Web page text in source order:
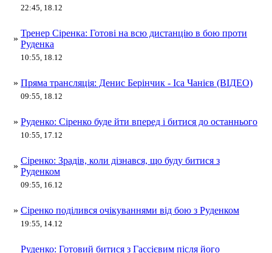
22:45, 18.12
»
Тренер Сіренка: Готові на всю дистанцію в бою проти
Руденка
10:55, 18.12
» Пряма трансляція: Денис Берінчик - Іса Чанієв (ВІДЕО)
09:55, 18.12
» Руденко: Сіренко буде йти вперед і битися до останнього
10:55, 17.12
»
Сіренко: Зрадів, коли дізнався, що буду битися з
Руденком
09:55, 16.12
» Сіренко поділився очікуваннями від бою з Руденком
19:55, 14.12
Руденко: Готовий битися з Гассієвим після його